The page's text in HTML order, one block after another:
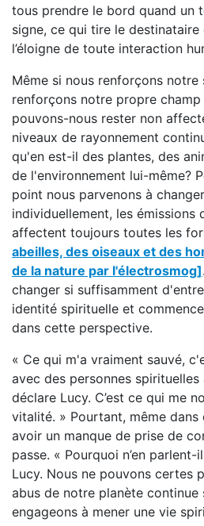
tous prendre le bord quand un
signe, ce qui tire le
l’éloigne de toute interaction
Même si nous renforçons
renforçons notre propre
pouvons-nous rester non
niveaux de rayonnement
qu'en est-il des plantes, des
de l'environnement lui-même?
point nous parvenons à
individuellement, les émissions
affectent toujours toutes les
abeilles, des oiseaux et des
de la nature par l'électrosmog]
changer si suffisamment
identité spirituelle et
dans cette perspective.
« Ce qui m'a vraiment sauvé,
avec des personnes spirituelles
déclare Lucy. C’est ce qui me
vitalité. » Pourtant, même
avoir un manque de prise de
passe. « Pourquoi n’en parlent-
Lucy. Nous ne pouvons certes
abus de notre planète continue
engageons à mener une vie